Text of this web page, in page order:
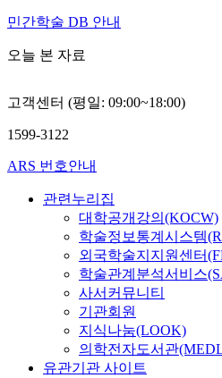
민간학술 DB 안내
오늘 본 자료
고객센터 (평일: 09:00~18:00)
1599-3122
ARS 번호안내
관련누리집
대학공개강의(KOCW)
학술정보통계시스템
외국학술지지원센터
학술관계분석서비스
사서커뮤니티
기관회원
지식나눔(LOOK)
의학전자도서관
유관기관 사이트